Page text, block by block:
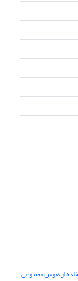
از هوش مصنوعی